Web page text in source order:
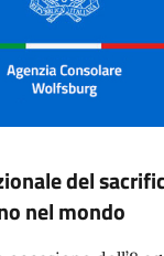
del
nel mondo